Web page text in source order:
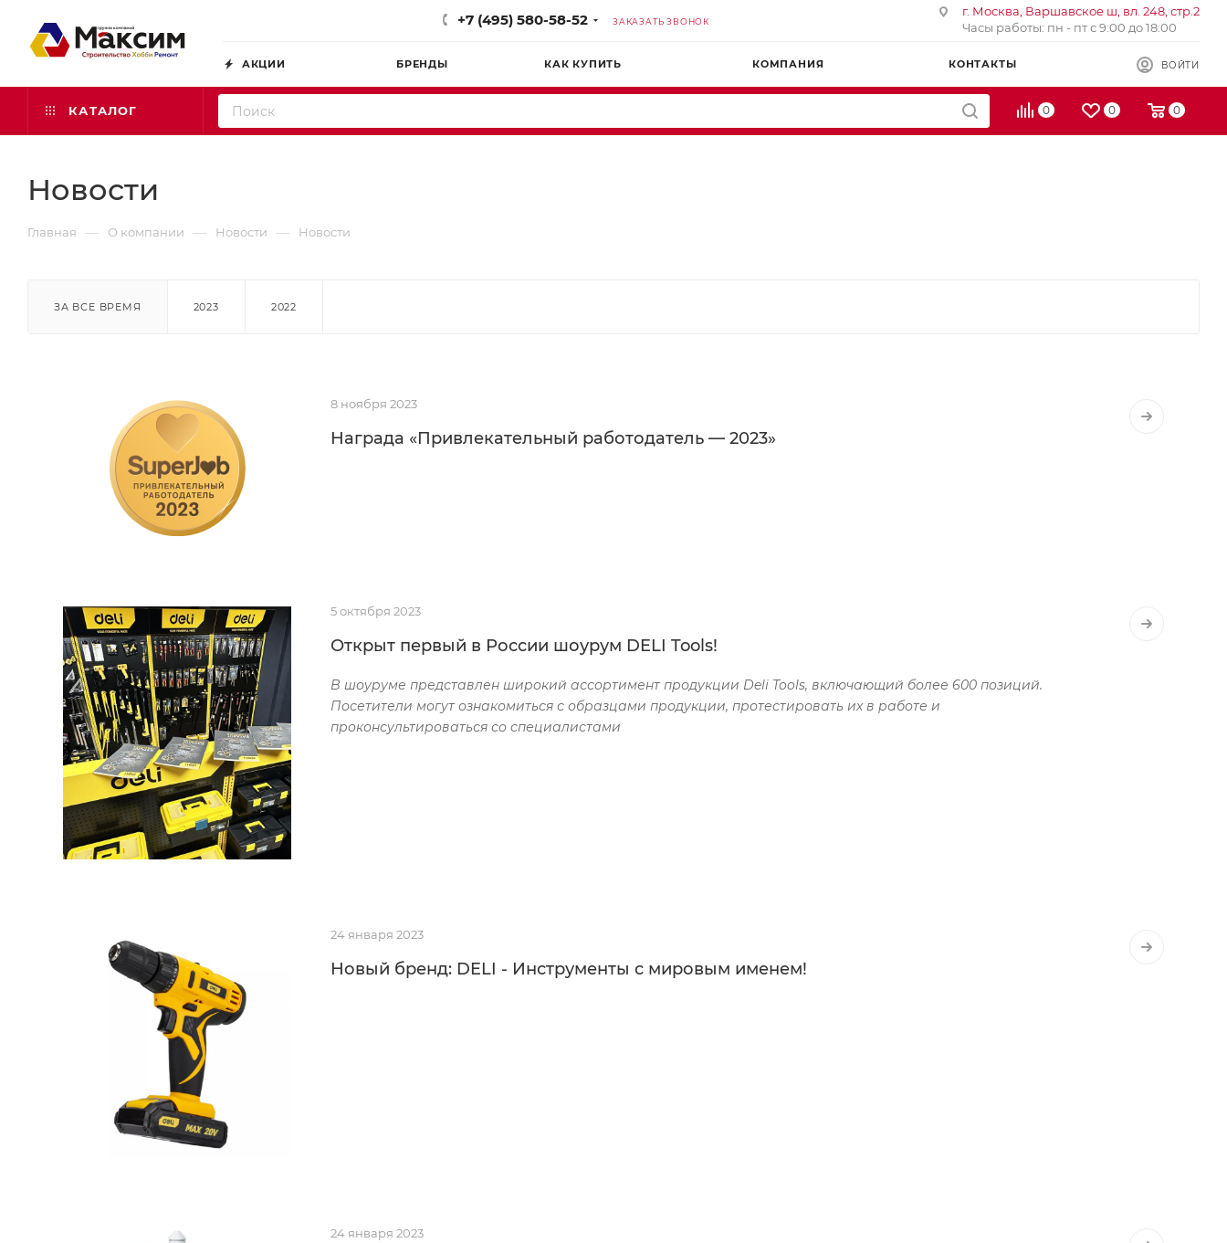
+7 (495) 580-58-52 ЗАКАЗАТЬ ЗВОНОК
г. Москва, Варшавское ш, вл. 248, стр.2
Часы работы: пн - пт с 9:00 до 18:00
АКЦИИ БРЕНДЫ КАК КУПИТЬ КОМПАНИЯ КОНТАКТЫ ВОЙТИ
КАТАЛОГ 0 0 0
Новости
Главная — О компании — Новости — Новости
ЗА ВСЕ ВРЕМЯ 2023 2022
8 ноября 2023
Награда «Привлекательный работодатель — 2023»
5 октября 2023
Открыт первый в России шоурум DELI Tools!
В шоуруме представлен широкий ассортимент продукции Deli Tools, включающий более 600 позиций.
Посетители могут ознакомиться с образцами продукции, протестировать их в работе и
проконсультироваться со специалистами
24 января 2023
Новый бренд: DELI - Инструменты с мировым именем!
24 января 2023